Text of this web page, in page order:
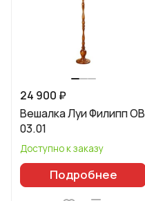
24 900 ₽
Вешалка Луи Филипп ОВ
03.01
Доступно к заказу
Подробнее